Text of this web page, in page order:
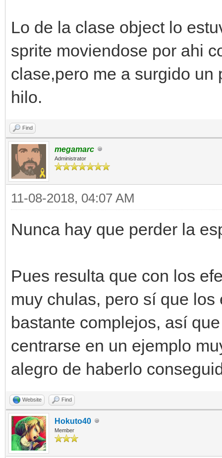
Lo de la clase object lo
sprite moviendose por ahi
clase,pero me a surgido un
hilo.
Find
megamarc
Administrator
11-08-2018, 04:07 AM
Nunca hay que perder la
Pues resulta que con los
muy chulas, pero sí que
bastante complejos, así
centrarse en un ejemplo
alegro de haberlo
Website Find
Hokuto40
Member